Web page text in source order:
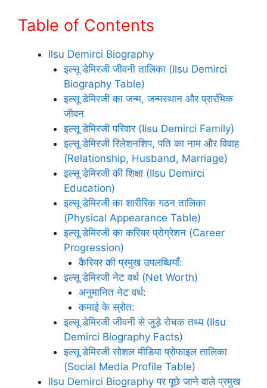
Table of Contents
Ilsu Demirci Biography
इल्सू डेमिरजी जीवनी तालिका (Ilsu Demirci
Biography Table)
इल्सू डेमिरजी का जन्म, जन्मस्थान और प्रारंभिक
जीवन
इल्सू डेमिरजी परिवार (Ilsu Demirci Family)
इल्सू डेमिरजी रिलेशनशिप, पति का नाम और विवाह
(Relationship, Husband, Marriage)
इल्सू डेमिरजी की शिक्षा (Ilsu Demirci
Education)
इल्सू डेमिरजी का शारीरिक गठन तालिका
(Physical Appearance Table)
इल्सू डेमिरजी का करियर प्रोग्रेशन (Career
Progression)
कैरियर की प्रमुख उपलब्धियाँ:
इल्सू डेमिरजी नेट वर्थ (Net Worth)
अनुमानित नेट वर्थ:
कमाई के स्रोत:
इल्सू डेमिरजी जीवनी से जुड़े रोचक तथ्य (Ilsu
Demirci Biography Facts)
इल्सू डेमिरजी सोशल मीडिया प्रोफाइल तालिका
(Social Media Profile Table)
Ilsu Demirci Biography पर पूछे जाने वाले प्रमुख